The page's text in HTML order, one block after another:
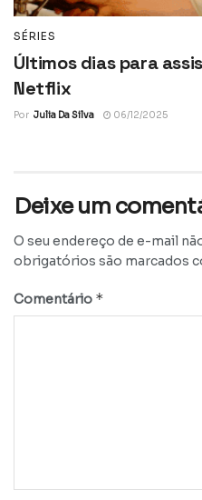
SÉRIES
Últimos dias para
Netflix
Por Julia Da Silva 06/12/2025
Deixe um
O seu endereço de e-mail
obrigatórios são marcados
Comentário *